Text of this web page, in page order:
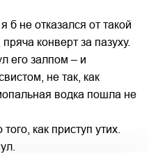
б не отказался от такой
конверт за пазуху.
его залпом – и
не так, как
водка пошла не
как приступ утих.